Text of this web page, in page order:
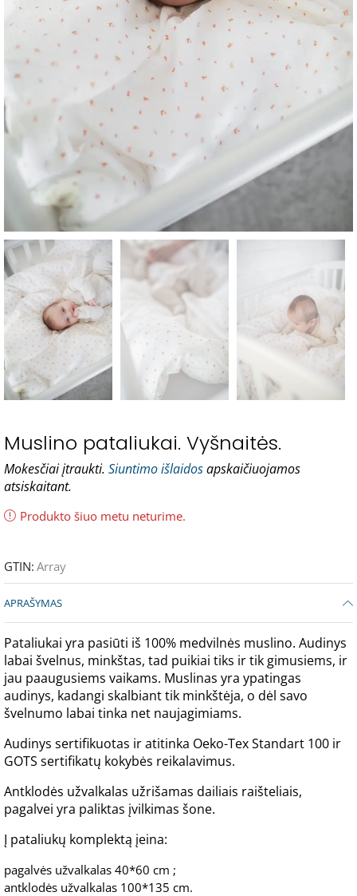
Muslino pataliukai. Vyšnaitės.
Mokesčiai įtraukti. Siuntimo išlaidosapskaičiuojamos
atsiskaitant.
Produkto šiuo metu neturime.
GTIN: Array
APRAŠYMAS
Pataliukai yra pasiūti iš 100% medvilnės muslino. Audinys
labai švelnus, minkštas, tad puikiai tiks ir tik gimusiems, ir
jau paaugusiems vaikams. Muslinas yra ypatingas
audinys, kadangi skalbiant tik minkštėja, o dėl savo
švelnumo labai tinka net naujagimiams.
Audinys sertifikuotas ir atitinka Oeko-Tex Standart 100 ir
GOTS sertifikatų kokybės reikalavimus.
Antklodės užvalkalas užrišamas dailiais raišteliais,
pagalvei yra paliktas įvilkimas šone.
Į pataliukų komplektą įeina:
pagalvės užvalkalas 40*60 cm ;
antklodės užvalkalas 100*135 cm.